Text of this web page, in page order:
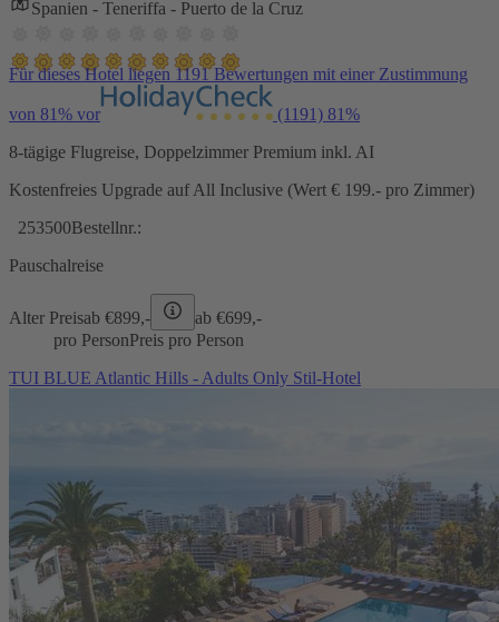
Spanien - Teneriffa - Puerto de la Cruz
Für dieses Hotel liegen 1191 Bewertungen mit einer Zustimmung
von 81% vor (1191) 81%
8-tägige Flugreise, Doppelzimmer Premium inkl. AI
Kostenfreies Upgrade auf All Inclusive (Wert € 199.- pro Zimmer)
253500Bestellnr.:
Pauschalreise
Alter Preisab €899,- ab €699,-
pro PersonPreis pro Person
TUI BLUE Atlantic Hills - Adults Only Stil-Hotel